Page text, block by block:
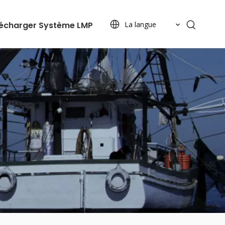
Système LMP La langue